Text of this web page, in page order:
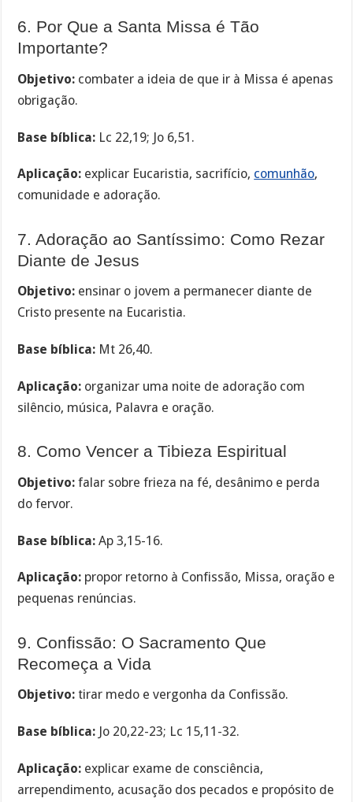
6. Por Que a Santa Missa é Tão
Importante?
Objetivo: combater a ideia de que ir à Missa é apenas
obrigação.
Base bíblica: Lc 22,19; Jo 6,51.
Aplicação: explicar Eucaristia, sacrifício, comunhão,
comunidade e adoração.
7. Adoração ao Santíssimo: Como Rezar
Diante de Jesus
Objetivo: ensinar o jovem a permanecer diante de
Cristo presente na Eucaristia.
Base bíblica: Mt 26,40.
Aplicação: organizar uma noite de adoração com
silêncio, música, Palavra e oração.
8. Como Vencer a Tibieza Espiritual
Objetivo: falar sobre frieza na fé, desânimo e perda
do fervor.
Base bíblica: Ap 3,15-16.
Aplicação: propor retorno à Confissão, Missa, oração e
pequenas renúncias.
9. Confissão: O Sacramento Que
Recomeça a Vida
Objetivo: tirar medo e vergonha da Confissão.
Base bíblica: Jo 20,22-23; Lc 15,11-32.
Aplicação: explicar exame de consciência,
arrependimento, acusação dos pecados e propósito de